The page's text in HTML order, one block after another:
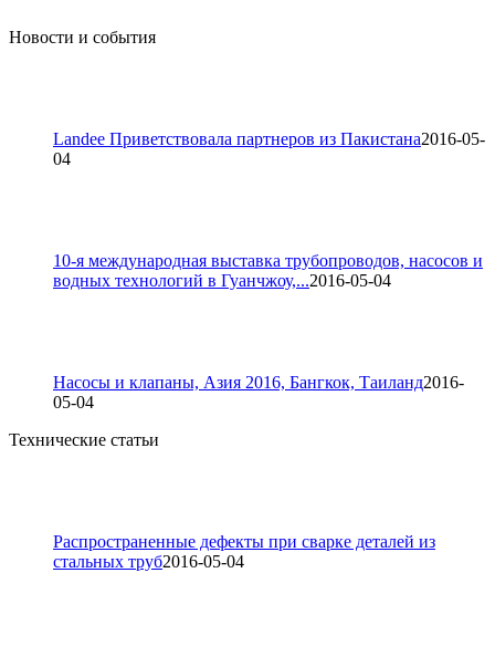
Новости и события
Landee Приветствовала партнеров из Пакистана2016-05-
04
10-я международная выставка трубопроводов, насосов и
водных технологий в Гуанчжоу,...2016-05-04
Насосы и клапаны, Азия 2016, Бангкок, Таиланд2016-
05-04
Технические статьи
Распространенные дефекты при сварке деталей из
стальных труб2016-05-04